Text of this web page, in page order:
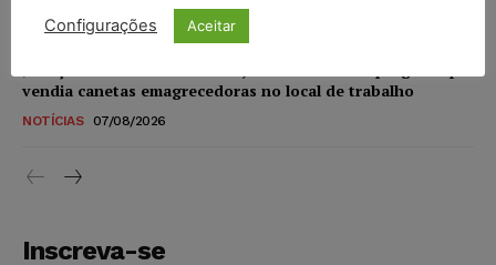
DIREITO TRIBUTÁRIO 07/08/2026
vendia canetas emagrecedoras no local de trabalho
NOTÍCIAS 07/08/2026
Inscreva-se
Configurações Aceitar